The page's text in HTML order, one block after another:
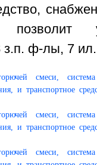
з.п. ф-лы, 7 ил.